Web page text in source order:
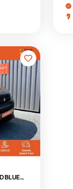
(18900€ ht) FGN TOLE STANDARD BLUEHDI 145 S&S EAT8 ASPHALT